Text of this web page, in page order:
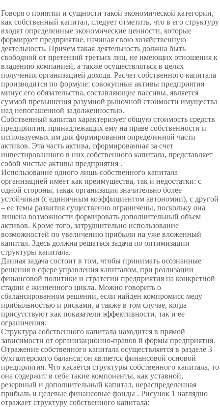
Говоря о понятии и сущности такой экономической категории,
как собственный капитал, следует отметить, что в его структуру
входят определенные экономические ценности, которые
формирует предприятие, начиная свою хозяйственную
деятельность. Причем такая деятельность должна быть
свободной от претензий третьих лиц, не имеющих отношения к
владению компанией, а также осуществляться в целях
получения организацией дохода. Расчет собственного капитала
производится по формуле: совокупные активы предприятия
минус его обязательства, составляющие пассивы, является
суммой превышения разумной рыночной стоимости имущества
над непогашенной задолженностью.
Собственный капитал характеризует общую стоимость средств
предприятия, принадлежащих ему на праве собственности и
используемых им для формирования определенной части
активов. Эта часть актива, сформированная за счет
инвестированного в них собственного капитала, представляет
собой чистые активы предприятия .
Использование одного лишь собственного капитала
организацией имеет как преимущества, так и недостатки: с
одной стороны, такая организация значительно более
устойчивая (с единичным коэффициентом автономии), с другой
– ее темы развития существенно ограничены, поскольку она
лишена возможности формировать дополнительный объем
активов. Кроме того, затруднительно использование
возможностей по увеличению прибыли на уже вложенный
капитал. Здесь должна решаться задача по оптимизации
структуры капитала.
Данная задача состоит в том, чтобы принимать осознанные
решения в сфере управления капиталом, при реализации
финансовой политики и стратегии предприятия на конкретной
стадии е жизненного цикла. Можно говорить о
сбалансированном решении, если найден компромисс меду
прибыльностью и рисками, а также в том случае, когда
присутствуют как показатели эффективности, так и ее
ограничения.
Структура собственного капитала находится в прямой
зависимости от организационно-правов й формы предприятия.
Отражение собственного капитала осуществляется в разделе 3
бухгалтерского баланса; он является финансовой основой
предприятия. Что касается структуры собственного капитала, то
она содержит в себе такие компоненты, как уставной,
резервный и дополнительный капитал, нераспределенная
прибыль и целевые финансовые фонды . Рисунок 1 наглядно
отражает структуру собственного капитала: